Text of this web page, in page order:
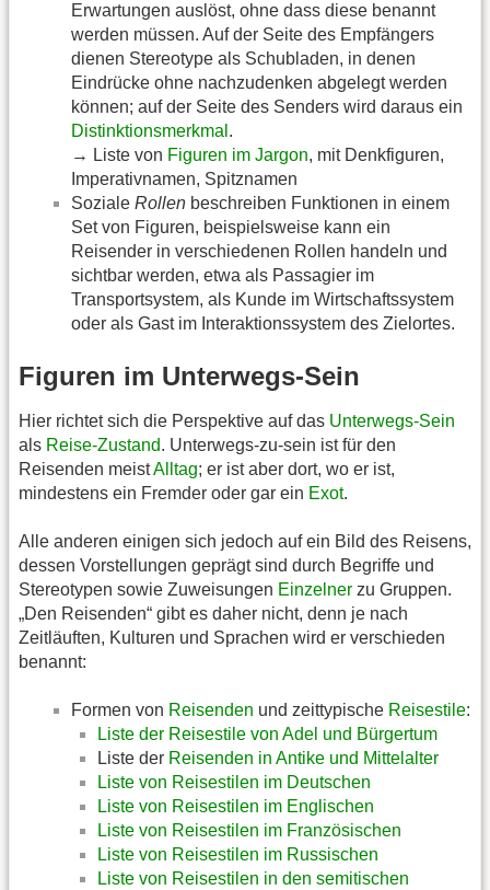
Erwartungen auslöst, ohne dass diese benannt
werden müssen. Auf der Seite des Empfängers
dienen Stereotype als Schubladen, in denen
Eindrücke ohne nachzudenken abgelegt werden
können; auf der Seite des Senders wird daraus ein
Distinktionsmerkmal .
→ Liste von Figuren im Jargon, mit Denkfiguren,
Imperativnamen, Spitznamen
Soziale Rollen beschreiben Funktionen in einem
Set von Figuren, beispielsweise kann ein
Reisender in verschiedenen Rollen handeln und
sichtbar werden, etwa als Passagier im
Transportsystem, als Kunde im Wirtschaftssystem
oder als Gast im Interaktionssystem des Zielortes.
Figuren im Unterwegs-Sein
Hier richtet sich die Perspektive auf das Unterwegs-Sein
als Reise-Zustand. Unterwegs-zu-sein ist für den
Reisenden meistAlltag; er ist aber dort, wo er ist,
mindestens ein Fremder oder gar ein Exot.
Alle anderen einigen sich jedoch auf ein Bild des Reisens,
dessen Vorstellungen geprägt sind durch Begriffe und
Stereotypen sowie Zuweisungen Einzelner zu Gruppen.
„Den Reisenden“ gibt es daher nicht, denn je nach
Zeitläuften, Kulturen und Sprachen wird er verschieden
benannt:
Formen von Reisenden und zeittypische Reisestile:
Liste der Reisestile von Adel und Bürgertum
Liste der Reisenden in Antike und Mittelalter
Liste von Reisestilen im Deutschen
Liste von Reisestilen im Englischen
Liste von Reisestilen im Französischen
Liste von Reisestilen im Russischen
Liste von Reisestilen in den semitischen